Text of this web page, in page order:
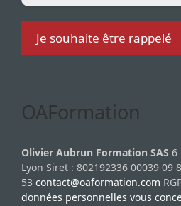
OAFormation
Olivier Aubrun Formation SAS 6
Lyon Siret : 802192336 00039 09
53 contact@oaformation.com
données personnelles vous